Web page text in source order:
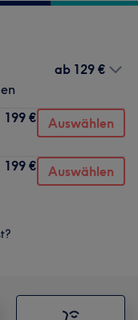
ab 129 €
199 € Auswählen
199 € Auswählen